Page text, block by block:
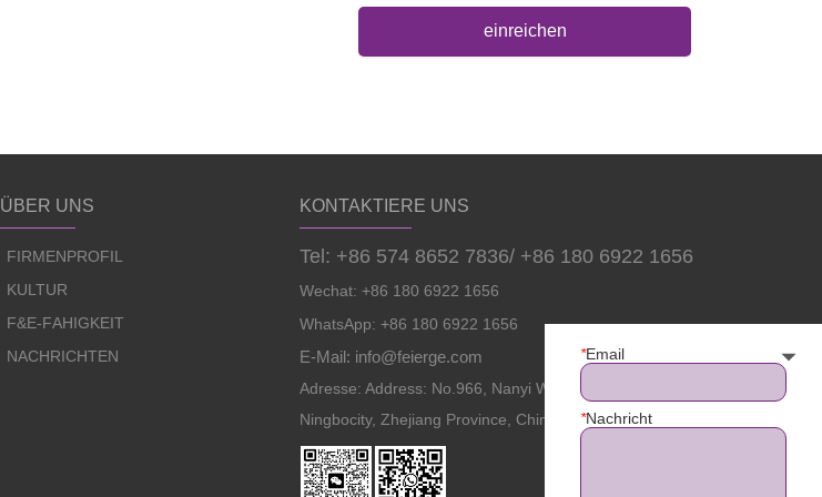
einreichen
ÜBER UNS
FIRMENPROFIL
KULTUR
F&E-FÄHIGKEIT
NACHRICHTEN
KONTAKTIERE UNS
*Email
*Nachricht
Tel: +86 574 8652 7836/ +86 180 6922 1656
Wechat: +86 180 6922 1656
WhatsApp: +86 180 6922 1656
E-Mail: info@feierge.com
Adresse: Address: No.966, Nanyi West Road, Zhenhai District
Ningbocity, Zhejiang Province, China.